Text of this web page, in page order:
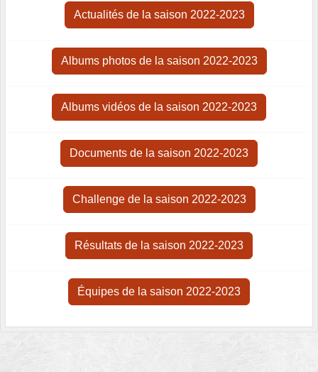
Actualités de la saison 2022-2023
Albums photos de la saison 2022-2023
Albums vidéos de la saison 2022-2023
Documents de la saison 2022-2023
Challenge de la saison 2022-2023
Résultats de la saison 2022-2023
Équipes de la saison 2022-2023